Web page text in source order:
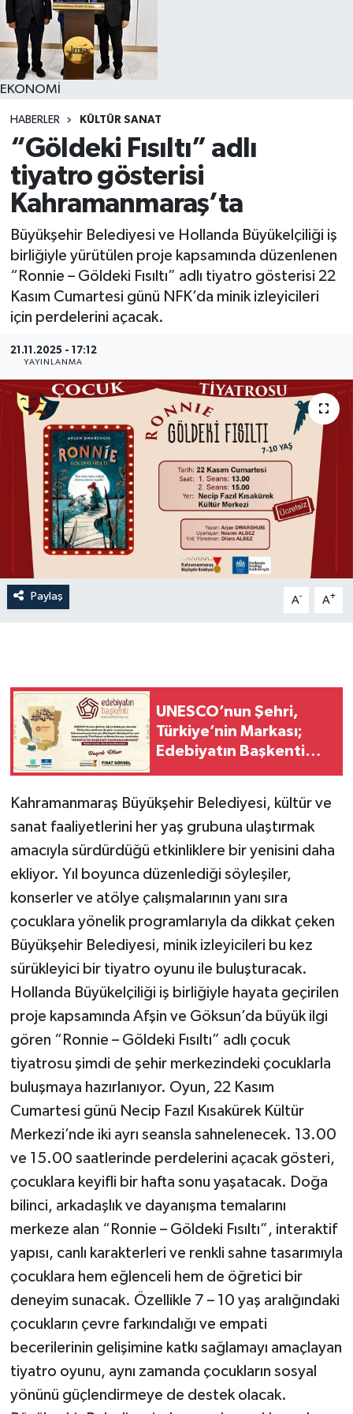
EKONOMİ
HABERLER KÜLTÜR SANAT
“Göldeki Fısıltı” adlı
tiyatro gösterisi
Kahramanmaraş’ta
Büyükşehir Belediyesi ve Hollanda Büyükelçiliği iş
birliğiyle yürütülen proje kapsamında düzenlenen
“Ronnie – Göldeki Fısıltı” adlı tiyatro gösterisi 22
Kasım Cumartesi günü NFK’da minik izleyicileri
için perdelerini açacak.
21.11.2025 - 17:12
YAYINLANMA
Paylaş A- A+
UNESCO’nun Şehri,
Türkiye’nin Markası;
Edebiyatın Başkenti
Kahramanmaraş Büyükşehir Belediyesi, kültür ve
sanat faaliyetlerini her yaş grubuna ulaştırmak
amacıyla sürdürdüğü etkinliklere bir yenisini daha
ekliyor. Yıl boyunca düzenlediği söyleşiler,
konserler ve atölye çalışmalarının yanı sıra
çocuklara yönelik programlarıyla da dikkat çeken
Büyükşehir Belediyesi, minik izleyicileri bu kez
sürükleyici bir tiyatro oyunu ile buluşturacak.
Hollanda Büyükelçiliği iş birliğiyle hayata geçirilen
proje kapsamında Afşin ve Göksun’da büyük ilgi
gören “Ronnie – Göldeki Fısıltı” adlı çocuk
tiyatrosu şimdi de şehir merkezindeki çocuklarla
buluşmaya hazırlanıyor. Oyun, 22 Kasım
Cumartesi günü Necip Fazıl Kısakürek Kültür
Merkezi’nde iki ayrı seansla sahnelenecek. 13.00
ve 15.00 saatlerinde perdelerini açacak gösteri,
çocuklara keyifli bir hafta sonu yaşatacak. Doğa
bilinci, arkadaşlık ve dayanışma temalarını
merkeze alan “Ronnie – Göldeki Fısıltı”, interaktif
yapısı, canlı karakterleri ve renkli sahne tasarımıyla
çocuklara hem eğlenceli hem de öğretici bir
deneyim sunacak. Özellikle 7 – 10 yaş aralığındaki
çocukların çevre farkındalığı ve empati
becerilerinin gelişimine katkı sağlamayı amaçlayan
tiyatro oyunu, aynı zamanda çocukların sosyal
yönünü güçlendirmeye de destek olacak.
YAŞAM